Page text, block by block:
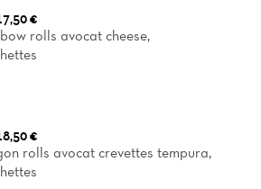
€
rolls avocat cheese,
€
rolls avocat crevettes tempura,